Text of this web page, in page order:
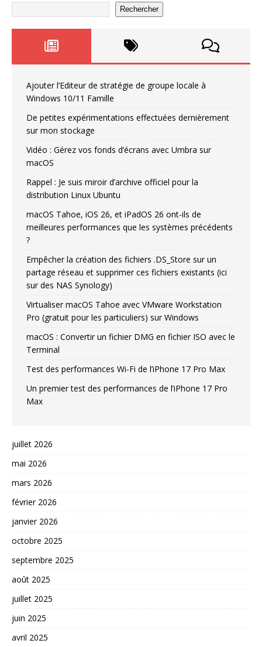
Rechercher
Ajouter l’Editeur de stratégie de groupe locale à
Windows 10/11 Famille
De petites expérimentations effectuées dernièrement
sur mon stockage
Vidéo : Gérez vos fonds d’écrans avec Umbra sur
macOS
Rappel : Je suis miroir d’archive officiel pour la
distribution Linux Ubuntu
macOS Tahoe, iOS 26, et iPadOS 26 ont-ils de
meilleures performances que les systèmes précédents
?
Empêcher la création des fichiers .DS_Store sur un
partage réseau et supprimer ces fichiers existants (ici
sur des NAS Synology)
Virtualiser macOS Tahoe avec VMware Workstation
Pro (gratuit pour les particuliers) sur Windows
macOS : Convertir un fichier DMG en fichier ISO avec le
Terminal
Test des performances Wi-Fi de l’iPhone 17 Pro Max
Un premier test des performances de l’iPhone 17 Pro
Max
juillet 2026
mai 2026
mars 2026
février 2026
janvier 2026
octobre 2025
septembre 2025
août 2025
juillet 2025
juin 2025
avril 2025